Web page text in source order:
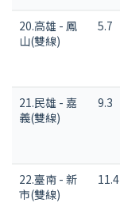
20.高雄 - 鳳
山(雙線)
5.7
21.民雄 - 嘉
義(雙線)
9.3
22.臺南 - 新
市(雙線)
11.4